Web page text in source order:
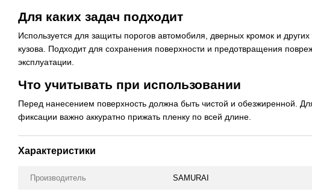
Для каких задач подходит
Используется для защиты порогов автомобиля, дверных кромок и других
кузова. Подходит для сохранения поверхности и предотвращения
эксплуатации.
Что учитывать при использовании
Перед нанесением поверхность должна быть чистой и обезжиренной.
фиксации важно аккуратно прижать пленку по всей длине.
Характеристики
Производитель SAMURAI